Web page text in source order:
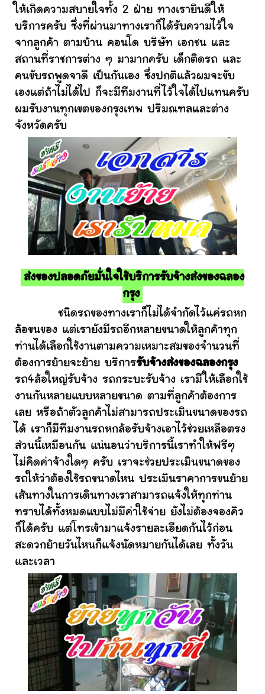
ให้เกิดความสบายใจทั้ง 2 ฝ่าย ทางเรายินดีให้
บริการครับ ซึ่งที่ผ่านมาทางเราก็ได้รับความไว้ใจ
จากลูกค้า ตามบ้าน คอนโด บริษัท เอกชน และ
สถานที่ราชการต่าง ๆ มามากครับ เด็กติดรถ และ
คนขับรถพูดจาดี เป็นกันเอง ซึ่งปกติแล้วผมจะขับ
เองแต่ถ้าไม่ได้ไป ก็จะมีทีมงานที่ไว้ใจได้ไปแทนครับ
ผมรับงานทุกเขตของกรุงเทพ ปริมณฑลและต่าง
จังหวัดครับ
ส่งของปลอดภัยมั่นใจใช้บริการรับจ้างส่งของฉลอง
กรุง
ชนิดรถของทางเราก็ไม่ได้จำกัดไว้แค่รถหก
ล้อขนของ แต่เรายังมีรถอีกหลายขนาดให้ลูกค้าทุก
ท่านได้เลือกใช้งานตามความเหมาะสมของจำนวนที่
ต้องการย้ายจะย้าย บริการรับจ้างส่งของฉลองกรุง
รถ4ล้อใหญ่รับจ้าง รถกระบะรับจ้าง เรามีให้เลือกใช้
งานกันหลายแบบหลายขนาด ตามที่ลูกค้าต้องการ
เลย หรือถ้าตัวลูกค้าไม่สามารถประเมินขนาดของรถ
ได้ เราก็มีทีมงานรถหกล้อรับจ้างเอาไว้ช่วยเหลือตรง
ส่วนนี้เหมือนกัน แน่นอนว่าบริการนี้เราทำให้ฟรีๆ
ไม่คิดค่าจ้างใดๆ ครับ เราจะช่วยประเมินขนาดของ
รถให้ว่าต้องใช้รถขนาดไหน ประเมินราคาการขนย้าย
เส้นทางในการเดินทางเราสามารถแจ้งให้ทุกท่าน
ทราบได้ทั้งหมดแบบไม่มีค่าใช้จ่าย ยังไม่ต้องจองคิว
ก็ได้ครับ แต่โทรเข้ามาแจ้งรายละเอียดกันไว้ก่อน
สะดวกย้ายวันไหนก็แจ้งนัดหมายกันได้เลย ทั้งวัน
และเวลา